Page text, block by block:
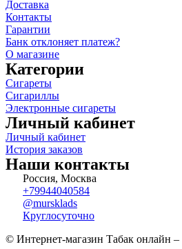
Доставка
Контакты
Гарантии
Банк отклоняет платеж?
О магазине
Категории
Сигареты
Сигариллы
Электронные сигареты
Личный кабинет
Личный кабинет
История заказов
Наши контакты
Россия, Москва
+79944040584
@mursklads
Круглосуточно
© Интернет-магазин Табак онлайн